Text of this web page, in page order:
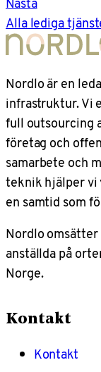
Alla lediga
Nordlo är en
infrastruktur. Vi
full outsourcing
företag och
samarbete och
teknik hjälper vi
en samtid som
Nordlo
anställda på
Norge.
Kontakt
Kontakt